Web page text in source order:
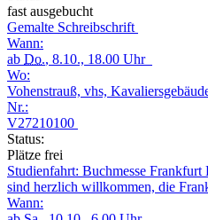
fast ausgebucht
Gemalte Schreibschrift
Wann:
ab Do., 8.10., 18.00 Uhr
Wo:
Vohenstrauß, vhs,
Nr.:
V27210100
Status:
Plätze frei
Studienfahrt: Buchmesse
sind herzlich willkommen, die
Wann: